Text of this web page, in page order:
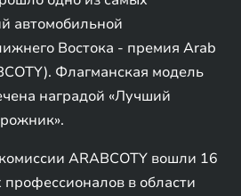
автомобильной
Востока - премия Arab
Флагманская модель
наградой «Лучший
ARABCOTY вошли 16
в области